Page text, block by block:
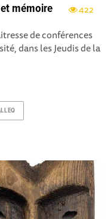
422
mémoire
de conférences
dans les Jeudis de la